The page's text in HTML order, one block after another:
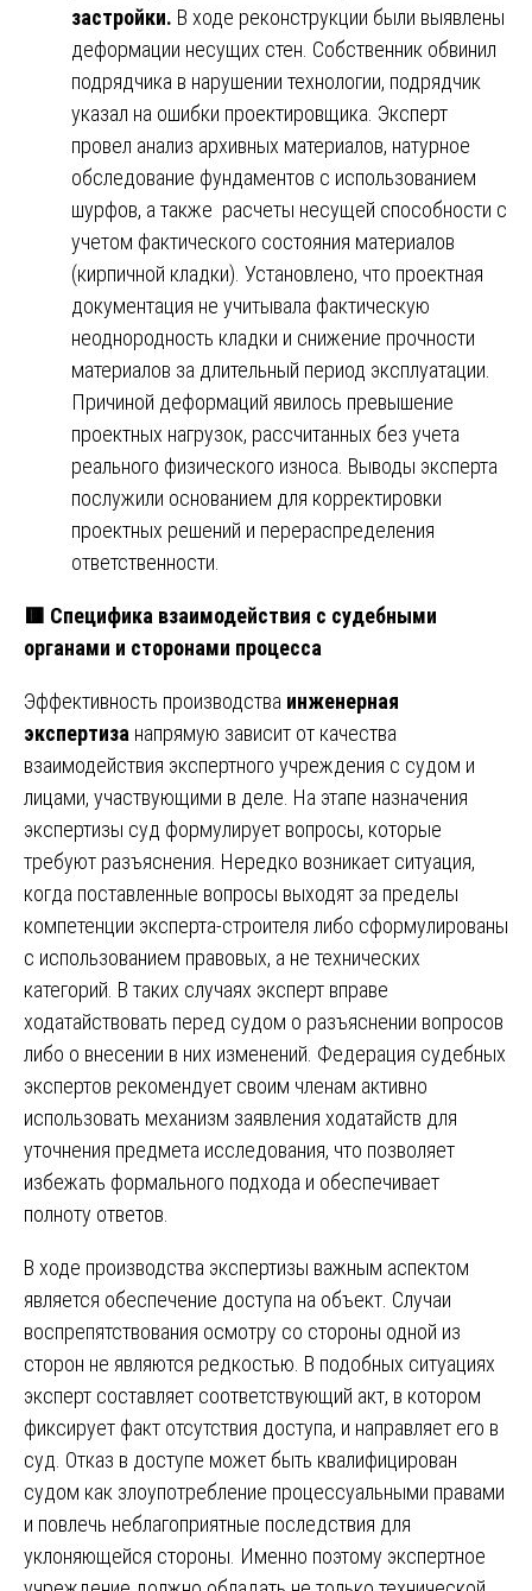
застройки. В ходе реконструкции были выявлены
деформации несущих стен. Собственник обвинил
подрядчика в нарушении технологии, подрядчик
указал на ошибки проектировщика. Эксперт
провел анализ архивных материалов, натурное
обследование фундаментов с использованием
шурфов, а также расчеты несущей способности с
учетом фактического состояния материалов
(кирпичной кладки). Установлено, что проектная
документация не учитывала фактическую
неоднородность кладки и снижение прочности
материалов за длительный период эксплуатации.
Причиной деформаций явилось превышение
проектных нагрузок, рассчитанных без учета
реального физического износа. Выводы эксперта
послужили основанием для корректировки
проектных решений и перераспределения
ответственности.
🟥 Специфика взаимодействия с судебными
органами и сторонами процесса
Эффективность производства инженерная
экспертиза напрямую зависит от качества
взаимодействия экспертного учреждения с судом и
лицами, участвующими в деле. На этапе назначения
экспертизы суд формулирует вопросы, которые
требуют разъяснения. Нередко возникает ситуация,
когда поставленные вопросы выходят за пределы
компетенции эксперта-строителя либо сформулированы
с использованием правовых, а не технических
категорий. В таких случаях эксперт вправе
ходатайствовать перед судом о разъяснении вопросов
либо о внесении в них изменений. Федерация судебных
экспертов рекомендует своим членам активно
использовать механизм заявления ходатайств для
уточнения предмета исследования, что позволяет
избежать формального подхода и обеспечивает
полноту ответов.
В ходе производства экспертизы важным аспектом
является обеспечение доступа на объект. Случаи
воспрепятствования осмотру со стороны одной из
сторон не являются редкостью. В подобных ситуациях
эксперт составляет соответствующий акт, в котором
фиксирует факт отсутствия доступа, и направляет его в
суд. Отказ в доступе может быть квалифицирован
судом как злоупотребление процессуальными правами
и повлечь неблагоприятные последствия для
уклоняющейся стороны. Именно поэтому экспертное